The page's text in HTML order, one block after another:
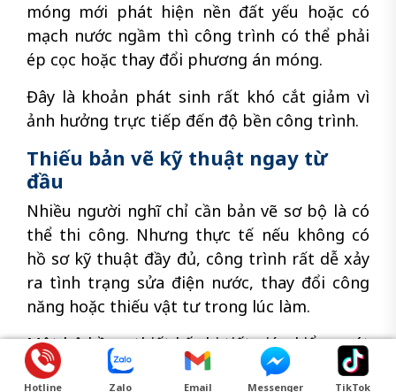
móng mới phát hiện nền đất yếu hoặc có
mạch nước ngầm thì công trình có thể phải
ép cọc hoặc thay đổi phương án móng.
Đây là khoản phát sinh rất khó cắt giảm vì
ảnh hưởng trực tiếp đến độ bền công trình.
Thiếu bản vẽ kỹ thuật ngay từ
đầu
Nhiều người nghĩ chỉ cần bản vẽ sơ bộ là có
thể thi công. Nhưng thực tế nếu không có
hồ sơ kỹ thuật đầy đủ, công trình rất dễ xảy
ra tình trạng sửa điện nước, thay đổi công
năng hoặc thiếu vật tư trong lúc làm.
Một bộ hồ sơ thiết kế chi tiết giúp kiểm soát
vật liệu, hạn chế phát sinh và đồng bộ kỹ
Hotline Zalo Email Messenger TikTok